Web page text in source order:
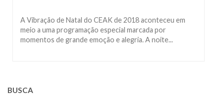
A Vibração de Natal do CEAK de 2018 aconteceu em
meio a uma programação especial marcada por
momentos de grande emoção e alegria. A noite...
BUSCA